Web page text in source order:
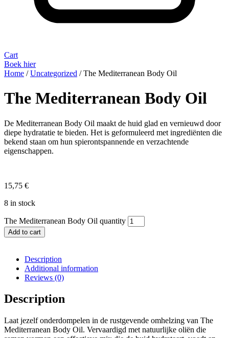
Cart
Boek hier
Home /Uncategorized / The Mediterranean Body Oil
The Mediterranean Body Oil
De Mediterranean Body Oil maakt de huid glad en vernieuwd door
diepe hydratatie te bieden. Het is geformuleerd met ingrediënten die
bekend staan om hun spierontspannende en verzachtende
eigenschappen.
15,75 €
8 in stock
The Mediterranean Body Oil quantity
Add to cart
Description
Additional information
Reviews (0)
Description
Laat jezelf onderdompelen in de rustgevende omhelzing van The
Mediterranean Body Oil. Vervaardigd met natuurlijke oliën die